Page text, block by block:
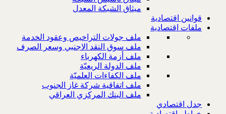
ميثاق الشبكة المعدل
قوانين اقتصادية
ملفات اقتصادية
ملف جولات التراخيص وعقود الخدمة
ملف سوق النقد الاجنبي وسعر الصرف
ملف أزمة الكهرباء
ملف الدولة الريعيّة
ملف الكفاءات العلميّة
ملف اتفاقية شركة غاز الجنوب
ملف البنك المركزي العراقي
جدل اقتصادي